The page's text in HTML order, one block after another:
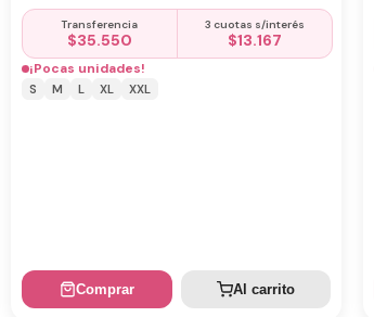
Transferencia
$35.550
3 cuotas s/interés
$13.167
¡Pocas unidades!
S M L XL XXL
Comprar Al carrito